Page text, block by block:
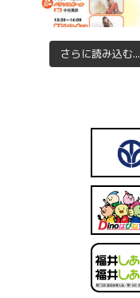
さらに読み込む...